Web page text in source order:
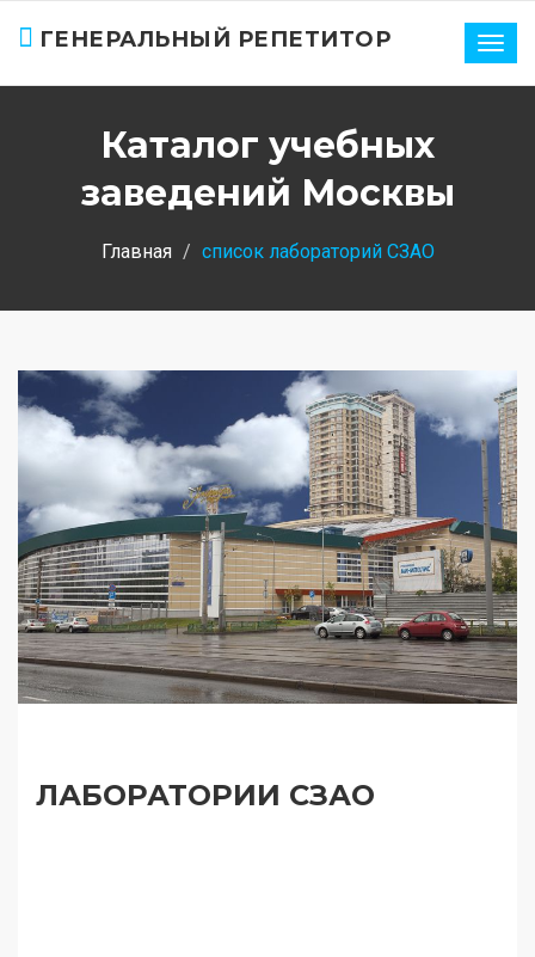
ГЕНЕРАЛЬНЫЙ РЕПЕТИТОР
Каталог учебных
заведений Москвы
Главная список лабораторий СЗАО
ЛАБОРАТОРИИ СЗАО